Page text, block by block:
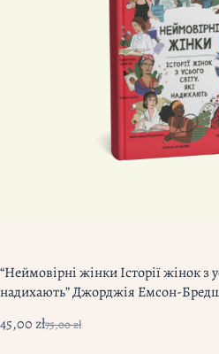
“Неймовірні жінки Історії жінок з
надихають” Джорджія Емсон-
75,00zł
Оригінальна
45,00złПоточна